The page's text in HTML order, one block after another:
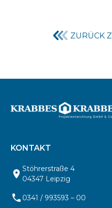
ZURÜCK
KONTAKT
Stöhrerstraße 4
04347 Leipzig
0341 / 993593 – 00